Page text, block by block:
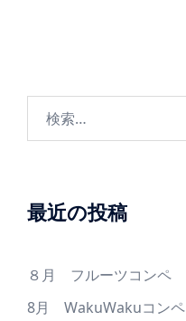
ョ
最近の投稿
８月 フルーツコンペ
8月 WakuWakuコンペ